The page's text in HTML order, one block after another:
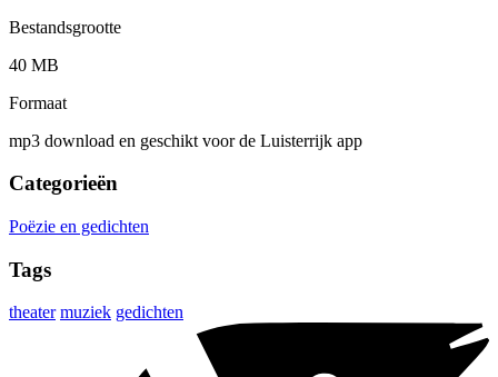
Bestandsgrootte
40 MB
Formaat
mp3 download en geschikt voor de Luisterrijk app
Categorieën
Poëzie en gedichten
Tags
theater muziek gedichten